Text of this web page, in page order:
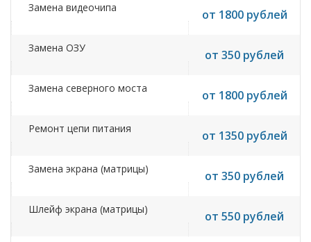
Замена видеочипа от 1800 рублей
Замена ОЗУ от 350 рублей
Замена северного моста от 1800 рублей
Ремонт цепи питания от 1350 рублей
Замена экрана (матрицы) от 350 рублей
Шлейф экрана (матрицы) от 550 рублей